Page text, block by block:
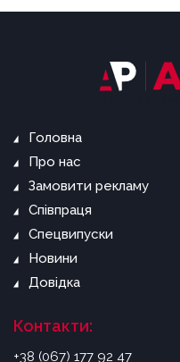
Головна
Про нас
Замовити рекламу
Співпраця
Спецвипуски
Новини
Довідка
Контакти:
+38 (067) 177 92 47